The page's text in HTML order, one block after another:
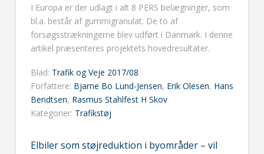
I Europa er der udlagt i alt 8 PERS belægninger, som
bl.a. består af gummigranulat. De to af
forsøgsstrækningerne blev udført i Danmark. I denne
artikel præsenteres projektets hovedresultater.
Blad: Trafik og Veje 2017/08
Forfattere: Bjarne Bo Lund-Jensen, Erik Olesen, Hans
Bendtsen, Rasmus Stahlfest H Skov
Kategorier: Trafikstøj
Elbiler som støjreduktion i byområder – vil